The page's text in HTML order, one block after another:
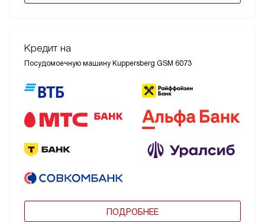
Кредит на
Посудомоечную машину Kuppersberg GSM 6073
ПОДРОБНЕЕ